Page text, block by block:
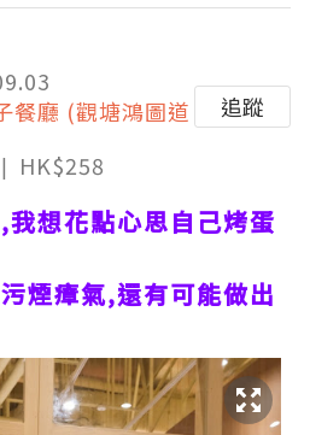
餐廳 (觀塘鴻圖道
HK$258
追蹤
想花點心思自己烤蛋
煙瘴氣,還有可能做出